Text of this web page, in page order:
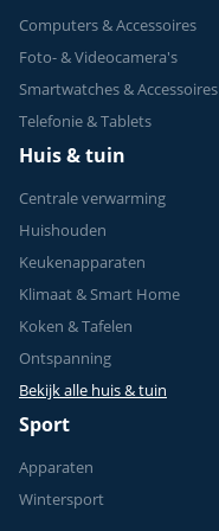
Computers & Accessoires
Foto- & Videocamera's
Smartwatches & Accessoires
Telefonie & Tablets
Huis & tuin
Centrale verwarming
Huishouden
Keukenapparaten
Klimaat & Smart Home
Koken & Tafelen
Ontspanning
Bekijk alle huis & tuin
Sport
Apparaten
Wintersport